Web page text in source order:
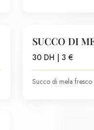
SUCCO DI
30 DH | 3 €
Succo di mela fresco